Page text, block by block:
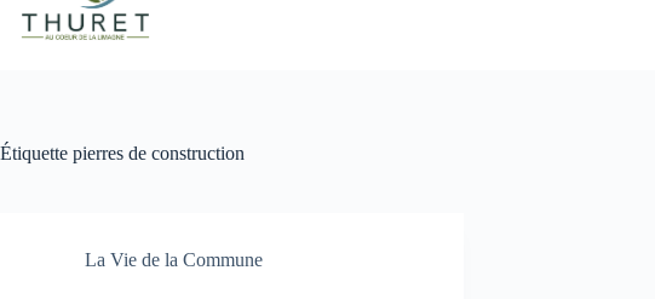
Étiquette pierres de construction
La Vie de la Commune